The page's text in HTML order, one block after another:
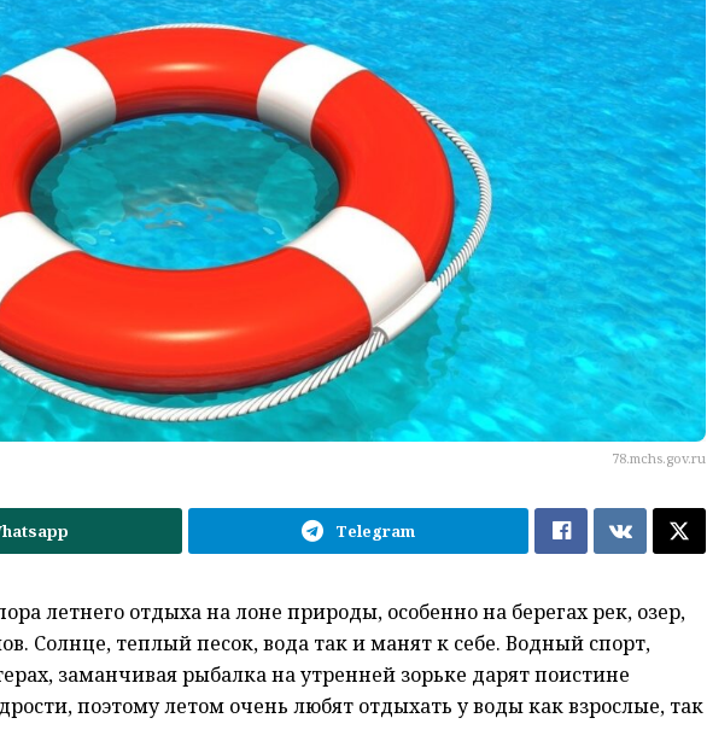
78.mchs.gov.ru
Telegram
летнего отдыха на лоне природы, особенно на берегах рек, озер,
Солнце, теплый песок, вода так и манят к себе. Водный спорт,
заманчивая рыбалка на утренней зорьке дарят поистине
поэтому летом очень любят отдыхать у воды как взрослые, так